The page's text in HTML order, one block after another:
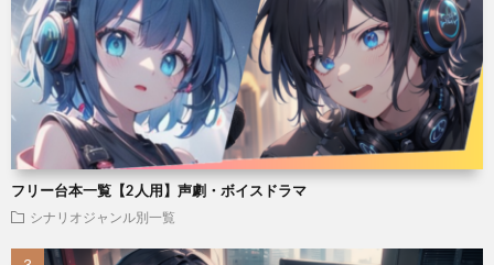
フリー台本一覧【2人用】声劇・ボイスドラマ
シナリオジャンル別一覧